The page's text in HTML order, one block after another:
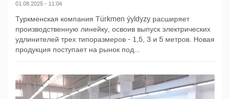
01.08.2025 - 11:04
Туркменская компания Türkmen ýyldyzy расширяет
производственную линейку, освоив выпуск электрических
удлинителей трех типоразмеров - 1,5, 3 и 5 метров. Новая
продукция поступает на рынок под...